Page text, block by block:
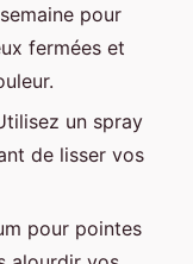
pour
fermées et
un spray
de lisser vos
pour pointes